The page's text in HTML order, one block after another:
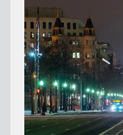
thêm